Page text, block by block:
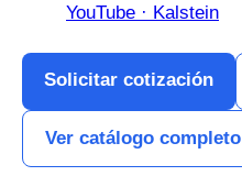
YouTube · Kalstein
Solicitar cotización
Ver catálogo completo